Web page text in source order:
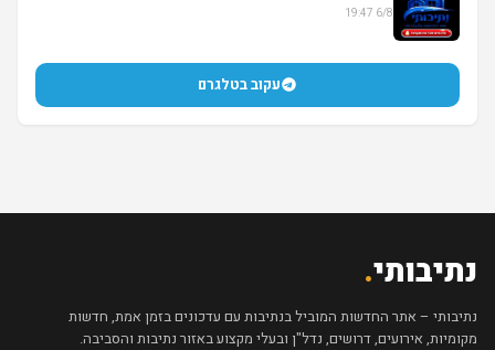
6/8 19:47
עקוב בטלגרם
נתיבותי.
נתיבותי – אתר החדשות המוביל בנתיבות עם עדכונים בזמן אמת, חדשות
מקומיות, אירועים, דרושים, נדל"ן ובעלי מקצוע באזור נתיבות והסביבה.